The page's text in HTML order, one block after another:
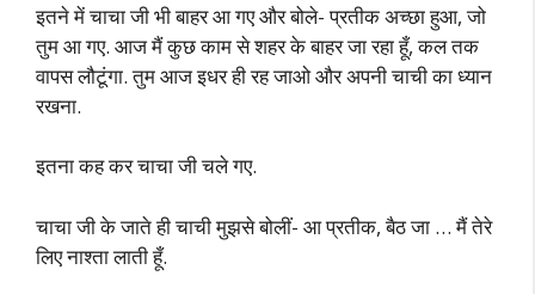
इतने में चाचा जी भी बाहर आ गए और बोले- प्रतीक अच्छा हुआ, जो
तुम आ गए. आज मैं कुछ काम से शहर के बाहर जा रहा हूँ, कल तक
वापस लौटूंगा. तुम आज इधर ही रह जाओ और अपनी चाची का ध्यान
रखना.
इतना कह कर चाचा जी चले गए.
चाचा जी के जाते ही चाची मुझसे बोलीं- आ प्रतीक, बैठ जा … मैं तेरे
लिए नाश्ता लाती हूँ.